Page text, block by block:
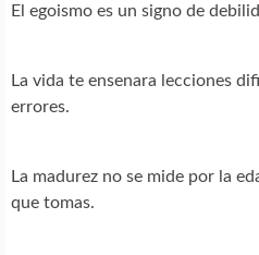
El egoismo es un signo de
La vida te ensenara lecciones
errores.
La madurez no se mide por la
que tomas.